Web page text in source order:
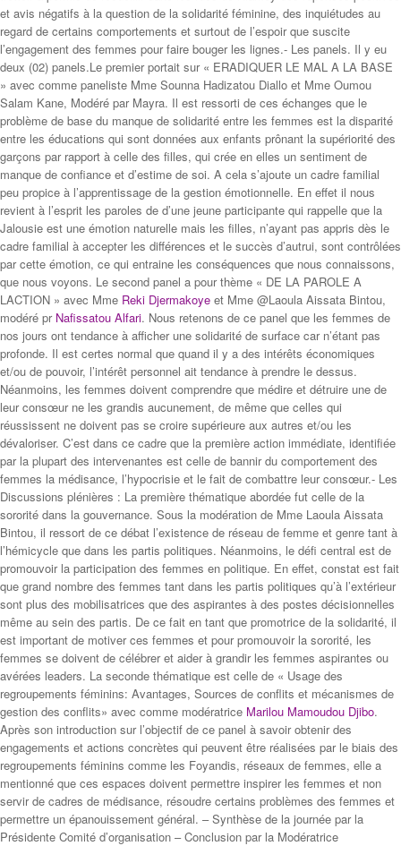
et avis négatifs à la question de la solidarité féminine, des inquiétudes au
regard de certains comportements et surtout de l’espoir que suscite
l’engagement des femmes pour faire bouger les lignes.- Les panels. Il y eu
deux (02) panels.Le premier portait sur « ERADIQUER LE MAL A LA BASE
» avec comme paneliste Mme Sounna Hadizatou Diallo et Mme Oumou
Salam Kane, Modéré par Mayra. Il est ressorti de ces échanges que le
problème de base du manque de solidarité entre les femmes est la disparité
entre les éducations qui sont données aux enfants prônant la supériorité des
garçons par rapport à celle des filles, qui crée en elles un sentiment de
manque de confiance et d’estime de soi. A cela s’ajoute un cadre familial
peu propice à l’apprentissage de la gestion émotionnelle. En effet il nous
revient à l’esprit les paroles de d’une jeune participante qui rappelle que la
Jalousie est une émotion naturelle mais les filles, n’ayant pas appris dès le
cadre familial à accepter les différences et le succès d’autrui, sont contrôlées
par cette émotion, ce qui entraine les conséquences que nous connaissons,
que nous voyons. Le second panel a pour thème « DE LA PAROLE A
LACTION » avec Mme Reki Djermakoye et Mme @Laoula Aissata Bintou,
modéré pr Nafissatou Alfari. Nous retenons de ce panel que les femmes de
nos jours ont tendance à afficher une solidarité de surface car n’étant pas
profonde. Il est certes normal que quand il y a des intérêts économiques
et/ou de pouvoir, l’intérêt personnel ait tendance à prendre le dessus.
Néanmoins, les femmes doivent comprendre que médire et détruire une de
leur consœur ne les grandis aucunement, de même que celles qui
réussissent ne doivent pas se croire supérieure aux autres et/ou les
dévaloriser. C’est dans ce cadre que la première action immédiate, identifiée
par la plupart des intervenantes est celle de bannir du comportement des
femmes la médisance, l’hypocrisie et le fait de combattre leur consœur.- Les
Discussions plénières : La première thématique abordée fut celle de la
sororité dans la gouvernance. Sous la modération de Mme Laoula Aissata
Bintou, il ressort de ce débat l’existence de réseau de femme et genre tant à
l’hémicycle que dans les partis politiques. Néanmoins, le défi central est de
promouvoir la participation des femmes en politique. En effet, constat est fait
que grand nombre des femmes tant dans les partis politiques qu’à l’extérieur
sont plus des mobilisatrices que des aspirantes à des postes décisionnelles
même au sein des partis. De ce fait en tant que promotrice de la solidarité, il
est important de motiver ces femmes et pour promouvoir la sororité, les
femmes se doivent de célébrer et aider à grandir les femmes aspirantes ou
avérées leaders. La seconde thématique est celle de « Usage des
regroupements féminins: Avantages, Sources de conflits et mécanismes de
gestion des conflits» avec comme modératrice Marilou Mamoudou Djibo.
Après son introduction sur l’objectif de ce panel à savoir obtenir des
engagements et actions concrètes qui peuvent être réalisées par le biais des
regroupements féminins comme les Foyandis, réseaux de femmes, elle a
mentionné que ces espaces doivent permettre inspirer les femmes et non
servir de cadres de médisance, résoudre certains problèmes des femmes et
permettre un épanouissement général. – Synthèse de la journée par la
Présidente Comité d’organisation – Conclusion par la Modératrice